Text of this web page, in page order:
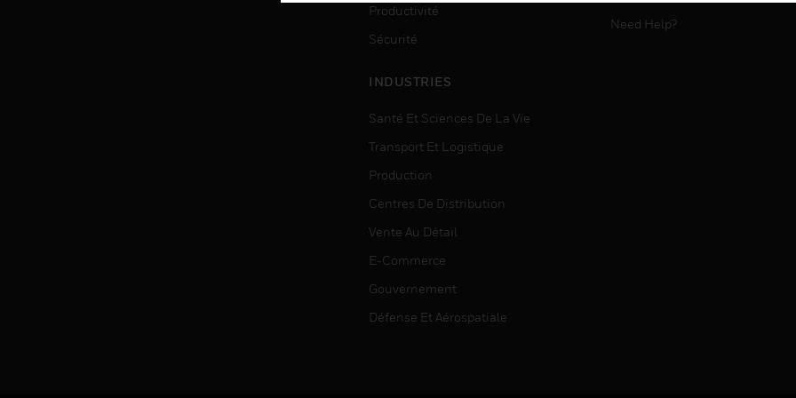
Productivité
Sécurité
INDUSTRIES
Santé Et Sciences De La Vie
Transport Et Logistique
Production
Centres De Distribution
Vente Au Détail
E-Commerce
Gouvernement
Défense Et Aérospatiale
Need Help?